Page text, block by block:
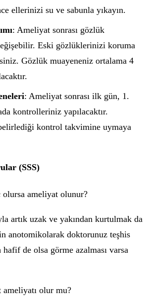
ellerinizi su ve sabunla yıkayın.
: Ameliyat sonrası gözlük
Eski gözlüklerinizi koruma
Gözlük muayeneniz ortalama 4
: Ameliyat sonrası ilk gün, 1.
kontrolleriniz yapılacaktır.
kontrol takvimine uymaya
(SSS)
ameliyat olunur?
artık uzak ve yakından kurtulmak da
anotomikolarak doktorunuz teşhis
de olsa görme azalması varsa
ameliyatı olur mu?